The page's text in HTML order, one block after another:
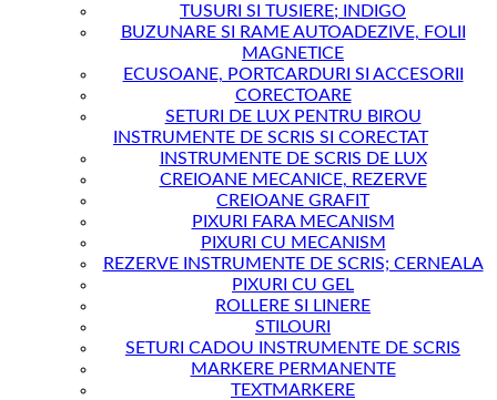
TUSURI SI TUSIERE; INDIGO
BUZUNARE SI RAME AUTOADEZIVE, FOLII
MAGNETICE
ECUSOANE, PORTCARDURI SI ACCESORII
CORECTOARE
SETURI DE LUX PENTRU BIROU
INSTRUMENTE DE SCRIS SI CORECTAT
INSTRUMENTE DE SCRIS DE LUX
CREIOANE MECANICE, REZERVE
CREIOANE GRAFIT
PIXURI FARA MECANISM
PIXURI CU MECANISM
REZERVE INSTRUMENTE DE SCRIS; CERNEALA
PIXURI CU GEL
ROLLERE SI LINERE
STILOURI
SETURI CADOU INSTRUMENTE DE SCRIS
MARKERE PERMANENTE
TEXTMARKERE